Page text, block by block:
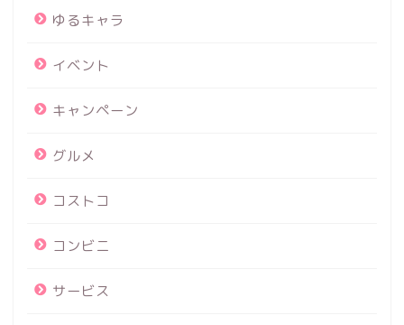
ゆるキャラ
イベント
キャンペーン
グルメ
コストコ
コンビニ
サービス